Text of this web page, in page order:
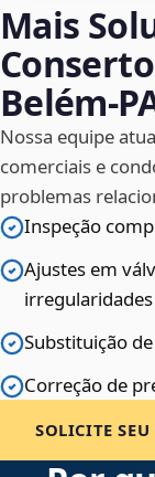
Mais
Nossa equipe
comerciais e
problemas
Inspeção
Ajustes em
irregularidades
Substituição
Correção de
SOLICITE